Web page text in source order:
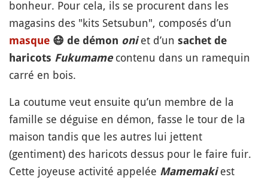
bonheur. Pour cela, ils se procurent dans les
magasins des "kits Setsubun", composés d’un
masque 😷 de démon oni et d’un sachet de
haricots Fukumamecontenu dans un ramequin
carré en bois.
La coutume veut ensuite qu’un membre de la
famille se déguise en démon, fasse le tour de la
maison tandis que les autres lui jettent
(gentiment) des haricots dessus pour le faire fuir.
Cette joyeuse activité appelée Mamemakiest